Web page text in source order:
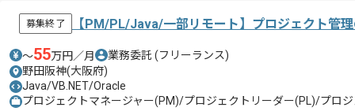
募集終了 【PM/PL/Java/一部リモート】プロジェクト管
〜55万円／月 業務委託 (フリーランス)
野田阪神(大阪府)
Java/VB.NET/Oracle
プロジェクトマネージャー(PM)/プロジェクトリーダー(PL)/プロ